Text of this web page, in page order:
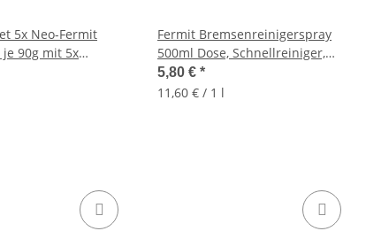
5x Neo-Fermit
90g mit 5x
80g
Fermit Bremsenreinigerspray
500ml Dose, Schnellreiniger,
acetonfrei
5,80 € *
11,60 € / 1 l